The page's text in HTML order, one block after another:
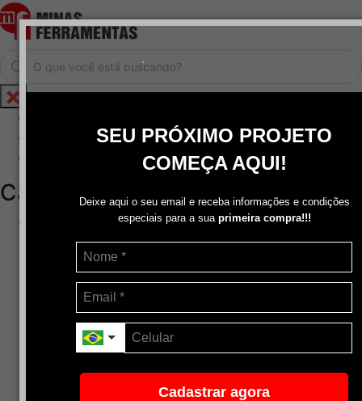
.
SEU PRÓXIMO PROJETO
COMEÇA AQUI!
Deixe aqui o seu email e receba informações e condições
especiais para a sua primeira compra!!!
Cadastrar agora
Cadastrar / Logar
Central de Atendimento
Categorias
Disco de Corte
Disco de Corte e Desbaste-Dupla Aplicação
Disco de Desbaste
Escovas de Aço
Escovas de Latão
Lixas
Pasta Para Assentar Válvula
Pedra de Afiar